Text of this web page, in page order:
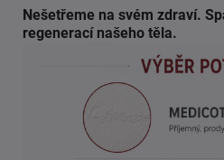
Nešetřeme na svém zdraví.
regenerací našeho těla.